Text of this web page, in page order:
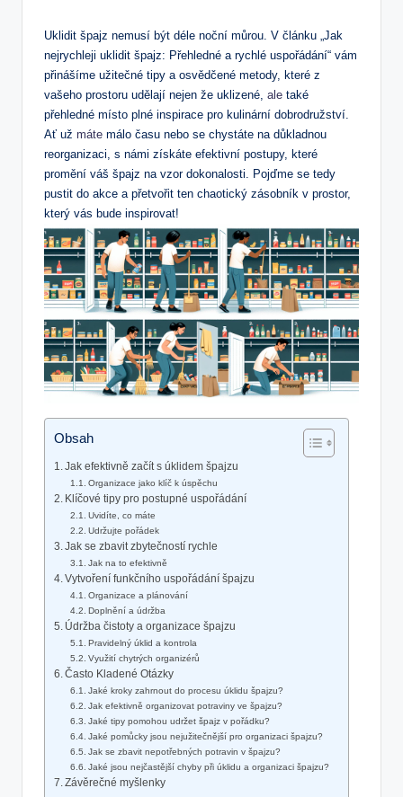
Uklidit špajz nemusí být déle noční můrou. V článku „Jak
nejrychleji uklidit špajz: Přehledné a rychlé uspořádání“ vám
přinášíme užitečné tipy a osvědčené metody, které z
vašeho prostoru udělají nejen že uklizené, ale také
přehledné místo plné inspirace pro kulinární dobrodružství.
Ať už máte málo času nebo se chystáte na důkladnou
reorganizaci, s námi získáte efektivní postupy, které
promění váš špajz na vzor dokonalosti. Pojďme se tedy
pustit do akce a přetvořit ten chaotický zásobník v prostor,
který vás bude inspirovat!
Obsah
Jak efektivně začít s úklidem špajzu
Organizace jako klíč k úspěchu
Klíčové tipy pro postupné uspořádání
Uvidíte, co máte
Udržujte pořádek
Jak se zbavit zbytečností rychle
Jak na to efektivně
Vytvoření funkčního uspořádání špajzu
Organizace a plánování
Doplnění a údržba
Údržba čistoty a organizace špajzu
Pravidelný úklid a kontrola
Využití chytrých organizérů
Často Kladené Otázky
Jaké kroky zahrnout do procesu úklidu špajzu?
Jak efektivně organizovat potraviny ve špajzu?
Jaké tipy pomohou udržet špajz v pořádku?
Jaké pomůcky jsou nejužitečnější pro organizaci špajzu?
Jak se zbavit nepotřebných potravin v špajzu?
Jaké jsou nejčastější chyby při úklidu a organizaci špajzu?
Závěrečné myšlenky